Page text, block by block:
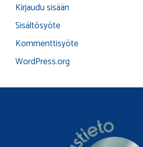
Kirjaudu sisään
Sisältösyöte
Kommenttisyöte
WordPress.org